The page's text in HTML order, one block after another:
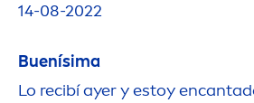
14-08-2022
Buenísima
Lo recibí ayer y estoy